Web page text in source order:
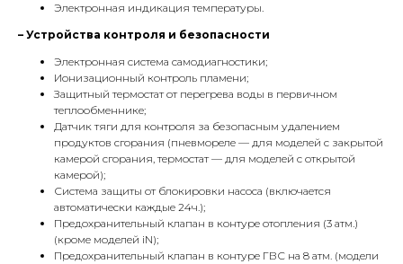
Электронная индикация температуры.
– Устройства контроля и безопасности
Электронная система самодиагностики;
Ионизационный контроль пламени;
Защитный термостат от перегрева воды в первичном
теплообменнике;
Датчик тяги для контроля за безопасным удалением
продуктов сгорания (пневмореле — для моделей с закрытой
камерой сгорания, термостат — для моделей с открытой
камерой);
Система защиты от блокировки насоса (включается
автоматически каждые 24ч.);
Предохранительный клапан в контуре отопления (3 атм.)
(кроме моделей iN);
Предохранительный клапан в контуре ГВС на 8 атм. (модели
Адрес
Г.Москва Волоколамское шоссе,
71/22к2
Пн-вс с 9:00 до 18:00
Телефон
8 495 233-79-79
8 985 233-79-79
КОНТАКТЫ